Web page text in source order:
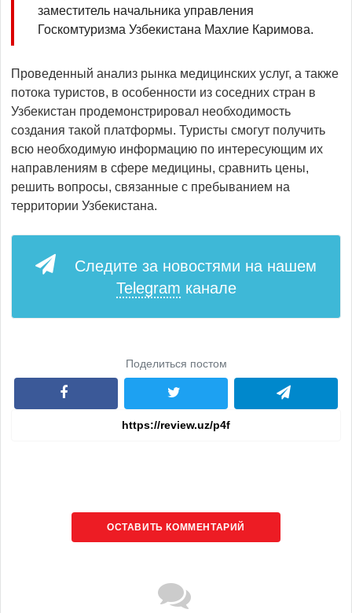
заместитель начальника управления
Госкомтуризма Узбекистана Махлие Каримова.
Проведенный анализ рынка медицинских услуг, а также
потока туристов, в особенности из соседних стран в
Узбекистан продемонстрировал необходимость
создания такой платформы. Туристы смогут получить
всю необходимую информацию по интересующим их
направлениям в сфере медицины, сравнить цены,
решить вопросы, связанные с пребыванием на
территории Узбекистана.
Следите за новостями на нашем
Telegram канале
Поделиться постом
ОСТАВИТЬ КОММЕНТАРИЙ